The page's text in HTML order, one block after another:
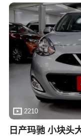
2210
日产玛驰 小块头